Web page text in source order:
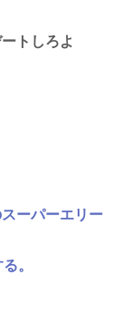
トしろよ
ーパーエリー
。